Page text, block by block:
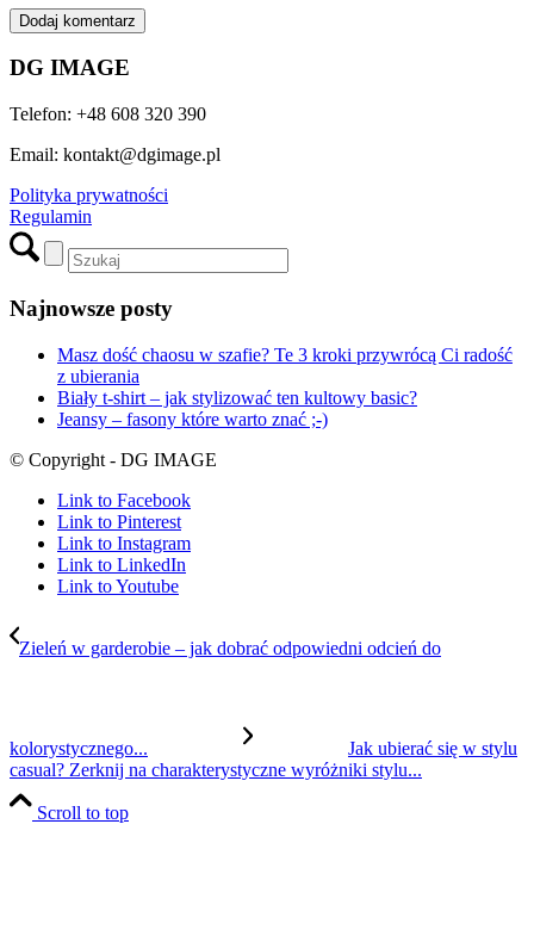
DG IMAGE
Telefon: +48 608 320 390
Email: kontakt@dgimage.pl
Polityka prywatności
Regulamin
Najnowsze posty
Masz dość chaosu w szafie? Te 3 kroki przywrócą Ci radość
z ubierania
Biały t-shirt – jak stylizować ten kultowy basic?
Jeansy – fasony które warto znać ;-)
© Copyright - DG IMAGE
Link to Facebook
Link to Pinterest
Link to Instagram
Link to LinkedIn
Link to Youtube
Zieleń w garderobie – jak dobrać odpowiedni odcień do
kolorystycznego...
Jak ubierać się w stylu
casual? Zerknij na charakterystyczne wyróżniki stylu...
Scroll to top